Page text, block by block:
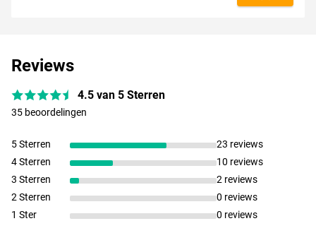
Reviews
4.5 van 5 Sterren
35 beoordelingen
5 Sterren
23 reviews
4 Sterren
10 reviews
3 Sterren
2 reviews
2 Sterren
0 reviews
1 Ster
0 reviews